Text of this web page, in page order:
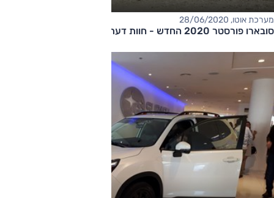
מערכת אוטו, 28/06/2020
סובארו פורסטר 2020 החדש - חוות דעת